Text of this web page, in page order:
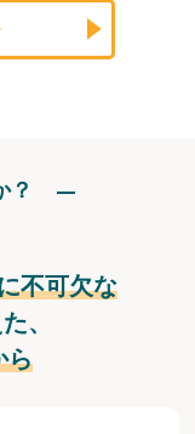
？
不可欠な
、
ら